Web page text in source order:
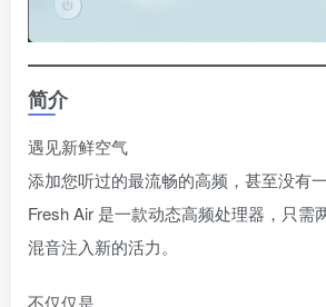
简介
遇见新鲜空气
添加您听过的最流畅的高频，甚至没有
Fresh Air 是一款动态高频处理器，只需
混音注入新的活力。
不仅仅是